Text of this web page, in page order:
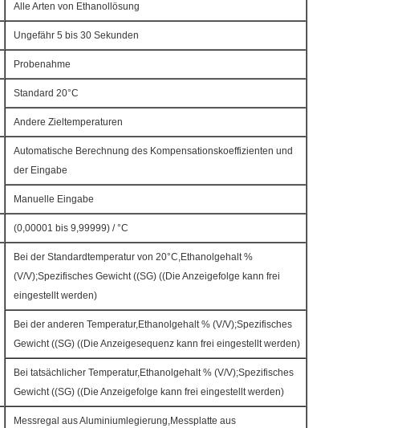
Alle Arten von Ethanollösung
Ungefähr 5 bis 30 Sekunden
Probenahme
Standard 20°C
Andere Zieltemperaturen
Automatische Berechnung des Kompensationskoeffizienten und
der Eingabe
Manuelle Eingabe
(0,00001 bis 9,99999) / °C
Bei der Standardtemperatur von 20°C,Ethanolgehalt %
(V/V);Spezifisches Gewicht ((SG) ((Die Anzeigefolge kann frei
eingestellt werden)
Bei der anderen Temperatur,Ethanolgehalt % (V/V);Spezifisches
Gewicht ((SG) ((Die Anzeigesequenz kann frei eingestellt werden)
Bei tatsächlicher Temperatur,Ethanolgehalt % (V/V);Spezifisches
Gewicht ((SG) ((Die Anzeigefolge kann frei eingestellt werden)
Messregal aus Aluminiumlegierung,Messplatte aus